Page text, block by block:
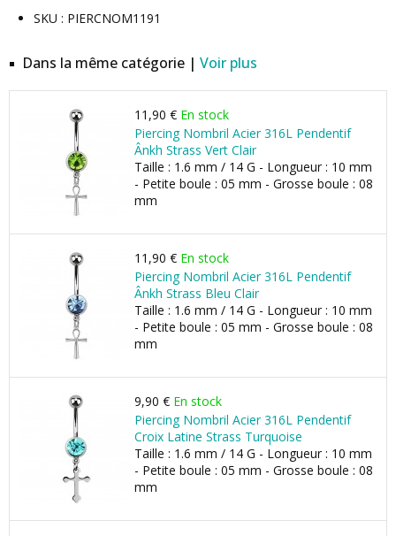
SKU : PIERCNOM1191
Dans la même catégorie | Voir plus
11,90 € En stock
Piercing Nombril Acier 316L Pendentif
Ânkh Strass Vert Clair
Taille : 1.6 mm / 14 G - Longueur : 10 mm
- Petite boule : 05 mm - Grosse boule : 08
mm
11,90 € En stock
Piercing Nombril Acier 316L Pendentif
Ânkh Strass Bleu Clair
Taille : 1.6 mm / 14 G - Longueur : 10 mm
- Petite boule : 05 mm - Grosse boule : 08
mm
9,90 € En stock
Piercing Nombril Acier 316L Pendentif
Croix Latine Strass Turquoise
Taille : 1.6 mm / 14 G - Longueur : 10 mm
- Petite boule : 05 mm - Grosse boule : 08
mm